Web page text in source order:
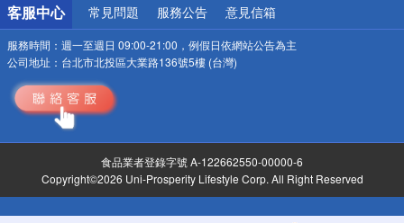
客服中心 常見問題 服務公告 意見信箱
服務時間： 週一至週日 09:00-21:00，例假日依網站公告為主
公司地址： 台北市北投區大業路136號5樓 (台灣)
食品業者登錄字號 A-122662550-00000-6
Copyright©2026 Uni-Prosperity Lifestyle Corp. All Right Reserved